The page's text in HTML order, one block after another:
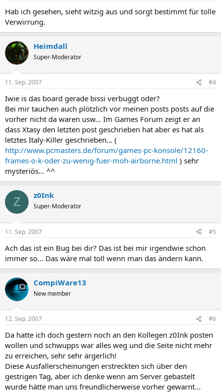
Hab ich gesehen, sieht witzig aus und sorgt bestimmt für tolle
Verwirrung.
Heimdall
Super-Moderator
11. Sep. 2007 #4
Iwie is das board gerade bissi verbuggt oder?
Bei mir tauchen auch plötzlich vor meinen posts posts auf die
vorher nicht da waren usw... Im Games Forum zeigt er an
dass Xtasy den letzten post geschrieben hat aber es hat als
letztes Italy-Killer geschrieben... (
http://www.pcmasters.de/forum/games-pc-konsole/12160-
frames-o-k-oder-zu-wenig-fuer-moh-airborne.html ) sehr
mysteriös... ^^
Z z0Ink
Super-Moderator
11. Sep. 2007 #5
Ach das ist ein Bug bei dir? Das ist bei mir irgendwie schon
immer so... Das wäre mal toll wenn man das ändern kann.
CompiWare13
New member
12. Sep. 2007 #6
Da hatte ich doch gestern noch an den Kollegen z0Ink posten
wollen und schwupps war alles weg und die Seite nicht mehr
zu erreichen, sehr sehr ärgerlich!
Diese Ausfallerscheinungen erstreckten sich über den
gestrigen Tag, aber ich denke wenn am Server gebastelt
wurde hätte man uns freundlicherweise vorher gewarnt...